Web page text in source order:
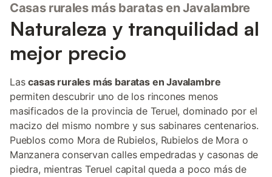
Casas rurales más baratas en Javalambre
Naturaleza y tranquilidad al
mejor precio
Lascasas rurales más baratas en Javalambre
permiten descubrir uno de los rincones menos
masificados de la provincia de Teruel, dominado por el
macizo del mismo nombre y sus sabinares centenarios.
Pueblos como Mora de Rubielos, Rubielos de Mora o
Manzanera conservan calles empedradas y casonas de
piedra, mientras Teruel capital queda a poco más de